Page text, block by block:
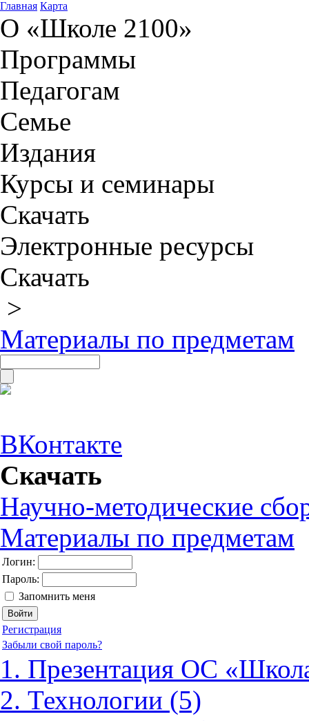
Главная Карта
О «Школе 2100»
Программы
Педагогам
Семье
Издания
Курсы и семинары
Скачать
Электронные ресурсы
Скачать
>
Материалы по предметам
ВКонтакте
Скачать
Научно-методические
Материалы по предметам
Логин:
Пароль:
Запомнить меня
Регистрация
Забыли свой пароль?
1. Презентация ОС
2. Технологии (5)